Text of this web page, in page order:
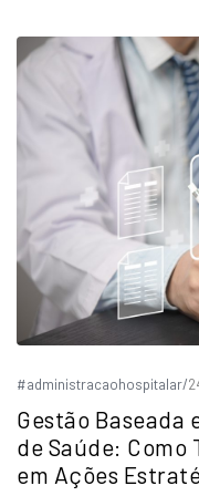
#administracaohospitalar/
Gestão Baseada
de Saúde:
em Ações